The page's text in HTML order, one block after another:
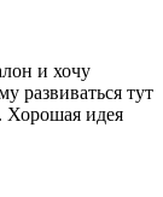
и хочу
развиваться тут
Хорошая идея